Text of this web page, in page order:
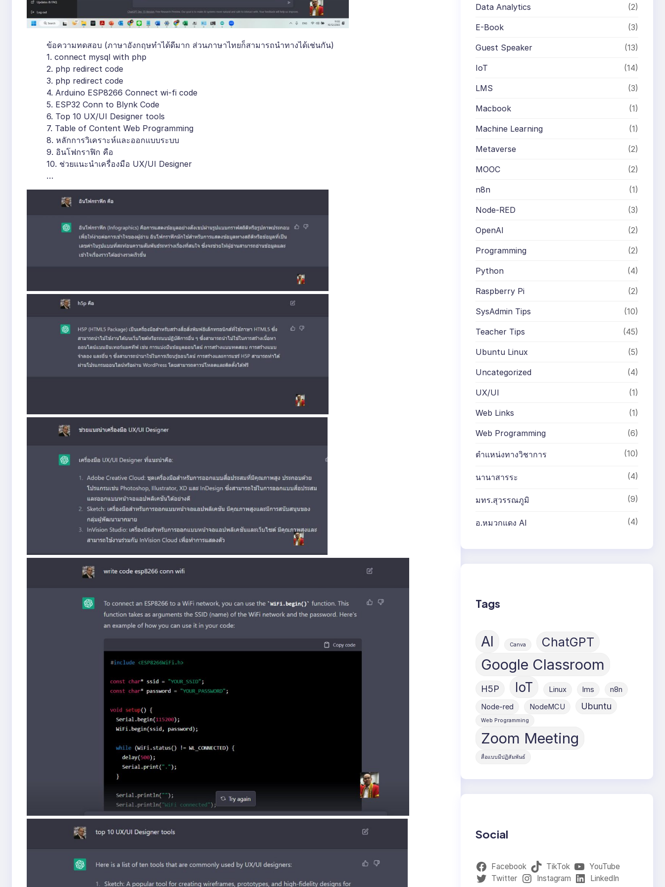
ข้อความทดสอบ (ภาษาอังกฤษทำได้ดีมาก ส่วนภาษาไทยก็สามารถนำทางได้เช่นกัน)
1. connect mysql with php
2. php redirect code
3. php redirect code
4. Arduino ESP8266 Connect wi-fi code
5. ESP32 Conn to Blynk Code
6. Top 10 UX/UI Designer tools
7. Table of Content Web Programming
8. หลักการวิเคราะห์และออกแบบระบบ
9. อินโฟกราฟิก คือ
10. ช่วยแนะนำเครื่องมือ UX/UI Designer
…
Data Analytics (2)
E-Book (3)
Guest Speaker (13)
IoT (14)
LMS (3)
Macbook (1)
Machine Learning (1)
Metaverse (2)
MOOC (2)
n8n (1)
Node-RED (3)
OpenAI (2)
Programming (2)
Python (4)
Raspberry Pi (2)
SysAdmin Tips (10)
Teacher Tips (45)
Ubuntu Linux (5)
Uncategorized (4)
UX/UI (1)
Web Links (1)
Web Programming (6)
ตำแหน่งทางวิชาการ (10)
นานาสารระ (4)
มทร.สุวรรณภูมิ (9)
อ.หมวกแดง AI (4)
Tags
AI Canva ChatGPT
Google Classroom
H5P IoT Linux lms
n8n
Node-red
NodeMCU Ubuntu
Web Programming
Zoom Meeting
สื่อแบบมีปฏิสัมพันธ์
Social
Facebook TikTok
YouTube
Twitter
Instagram LinkedIn